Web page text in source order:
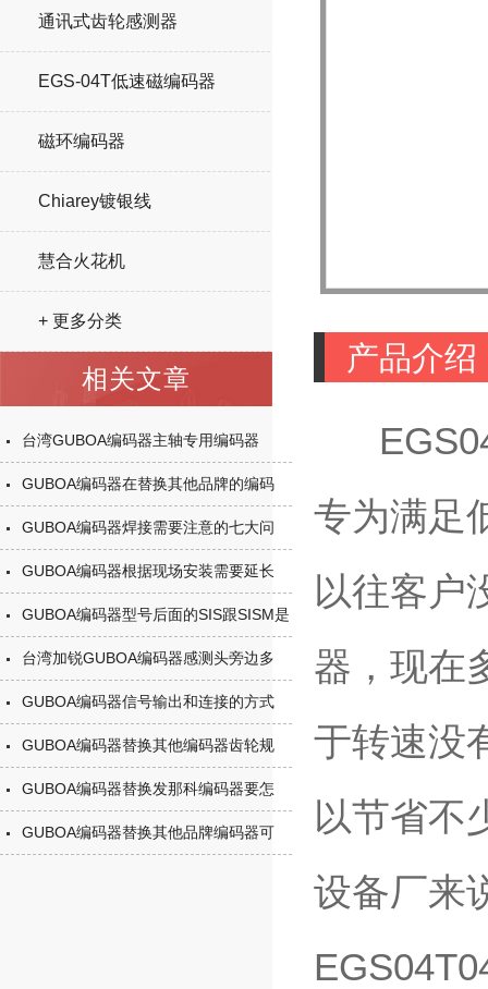
通讯式齿轮感测器
EGS-04T低速磁编码器
磁环编码器
Chiarey镀银线
慧合火花机
+ 更多分类
相关文章
台湾GUBOA编码器主轴专用编码器
GUBOA编码器在替换其他品牌的编码
GUBOA编码器焊接需要注意的七大问
GUBOA编码器根据现场安装需要延长
GUBOA编码器型号后面的SIS跟SISM是
台湾加锐GUBOA编码器感测头旁边多
GUBOA编码器信号输出和连接的方式
GUBOA编码器替换其他编码器齿轮规
GUBOA编码器替换发那科编码器要怎
GUBOA编码器替换其他品牌编码器可
产品介绍
专为满足
以往客户
器，现在
于转速没
以节省不
设备厂来